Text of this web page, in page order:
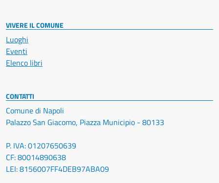
VIVERE IL COMUNE
Luoghi
Eventi
Elenco libri
CONTATTI
Comune di Napoli
Palazzo San Giacomo, Piazza Municipio - 80133
P. IVA: 01207650639
CF: 80014890638
LEI: 8156007FF4DEB97ABA09